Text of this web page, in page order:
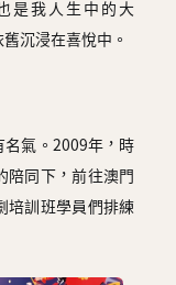
是我人生中的大
沉浸在喜悅中。
名氣。2009年，時
陪同下，前往澳門
培訓班學員們排練